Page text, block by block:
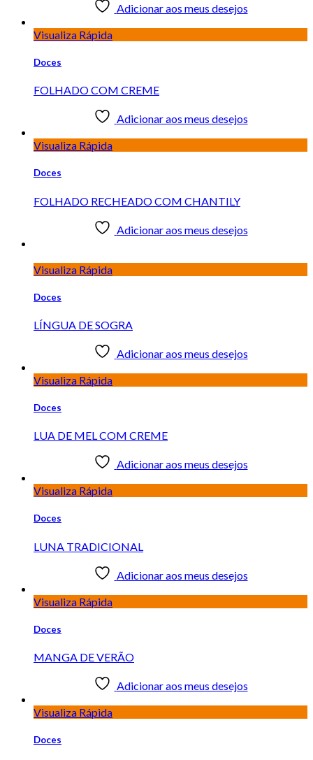
Adicionar aos meus desejos
Visualiza Rápida
Doces
FOLHADO COM CREME
Adicionar aos meus desejos
Visualiza Rápida
Doces
FOLHADO RECHEADO COM CHANTILY
Adicionar aos meus desejos
Visualiza Rápida
Doces
LÍNGUA DE SOGRA
Adicionar aos meus desejos
Visualiza Rápida
Doces
LUA DE MEL COM CREME
Adicionar aos meus desejos
Visualiza Rápida
Doces
LUNA TRADICIONAL
Adicionar aos meus desejos
Visualiza Rápida
Doces
MANGA DE VERÃO
Adicionar aos meus desejos
Visualiza Rápida
Doces